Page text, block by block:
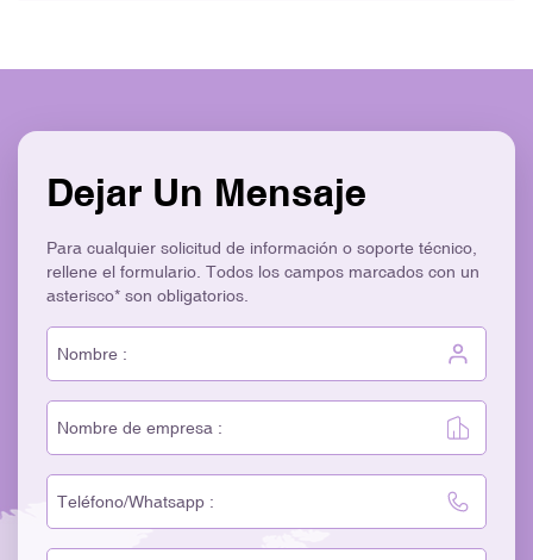
Dejar Un Mensaje
Para cualquier solicitud de información o soporte técnico,
rellene el formulario. Todos los campos marcados con un
asterisco* son obligatorios.